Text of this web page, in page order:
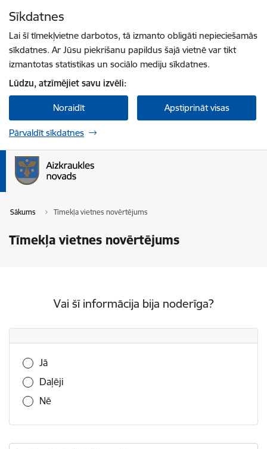
Sīkdatnes
Lai šī tīmekļvietne darbotos, tā izmanto obligāti nepieciešamās
sīkdatnes. Ar Jūsu piekrišanu papildus šajā vietnē var tikt
izmantotas statistikas un sociālo mediju sīkdatnes.
Lūdzu, atzīmējiet savu izvēli:
Noraidīt Apstiprināt visas
Pārvaldīt sīkdatnes
Sākums Tīmekļa vietnes novērtējums
Tīmekļa vietnes novērtējums
Vai šī informācija bija noderīga?
Vai šī informācija bija noderīga?
Jā
Daļēji
Nē